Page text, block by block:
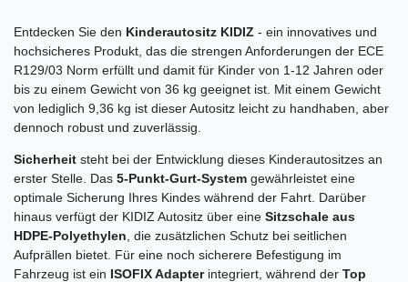
Entdecken Sie den Kinderautositz KIDIZ - ein innovatives und
hochsicheres Produkt, das die strengen Anforderungen der ECE
R129/03 Norm erfüllt und damit für Kinder von 1-12 Jahren oder
bis zu einem Gewicht von 36 kg geeignet ist. Mit einem Gewicht
von lediglich 9,36 kg ist dieser Autositz leicht zu handhaben, aber
dennoch robust und zuverlässig.
Sicherheit steht bei der Entwicklung dieses Kinderautositzes an
erster Stelle. Das 5-Punkt-Gurt-System gewährleistet eine
optimale Sicherung Ihres Kindes während der Fahrt. Darüber
hinaus verfügt der KIDIZ Autositz über eine Sitzschale aus
HDPE-Polyethylen , die zusätzlichen Schutz bei seitlichen
Aufprällen bietet. Für eine noch sicherere Befestigung im
Fahrzeug ist ein ISOFIX Adapterintegriert, während der Top